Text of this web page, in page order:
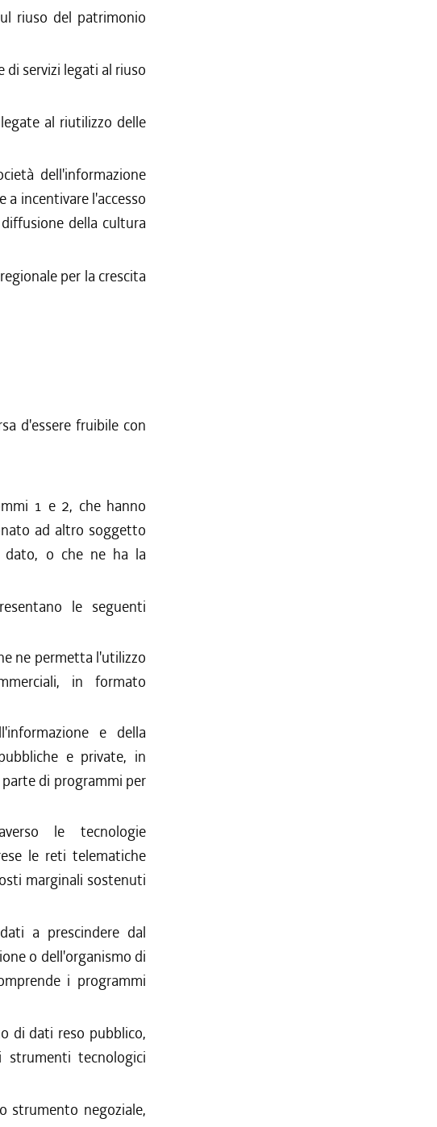
riuso del patrimonio
servizi legati al riuso
al riutilizzo delle
dell'informazione
incentivare l'accesso
della cultura
per la crescita
d'essere fruibile con
1 e 2, che hanno
ad altro soggetto
dato, o che ne ha la
le seguenti
ne permetta l'utilizzo
in formato
e della
e private, in
di programmi per
le tecnologie
le reti telematiche
marginali sostenuti
a prescindere dal
o dell'organismo di
i programmi
di dati reso pubblico,
tecnologici
strumento negoziale,